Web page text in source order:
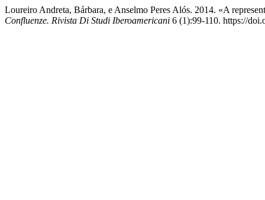
Loureiro Andreta, Bárbara, e Anselmo Peres Alós. 2014. «A
Confluenze. Rivista Di Studi Iberoamericani 6 (1):99-110. https://